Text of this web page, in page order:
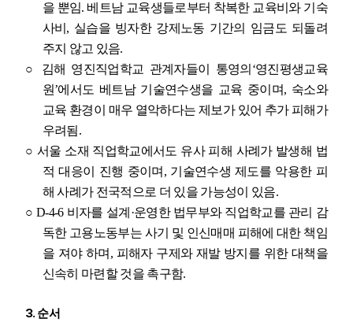
을 뿐임. 베트남 교육생들로부터 착복한 교육비와 기숙
사비 , 실습을 빙자한 강제노동 기간의 임금도 되돌려
주지 않고 있음.
○ 김해 영진직업학교 관계자들이 통영의 ‘영진평생교육
원’에서도 베트남 기술연수생을 교육 중이며, 숙소와
교육 환경이 매우 열악하다는 제보가 있어 추가 피해가
우려됨.
○서울 소재 직업학교에서도 유사 피해 사례가 발생해 법
적 대응이 진행 중이며 , 기술연수생 제도를 악용한 피
해 사례가 전국적으로 더 있을 가능성이 있음.
○D-4-6 비자를 설계 ·운영한 법무부와 직업학교를 관리 감
독한 고용노동부는 사기 및 인신매매 피해에 대한 책임
을 져야 하며 , 피해자 구제와 재발 방지를 위한 대책을
신속히 마련할 것을 촉구함.
3. 순서